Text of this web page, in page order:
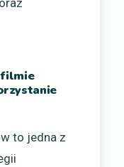
filmie
to jedna z